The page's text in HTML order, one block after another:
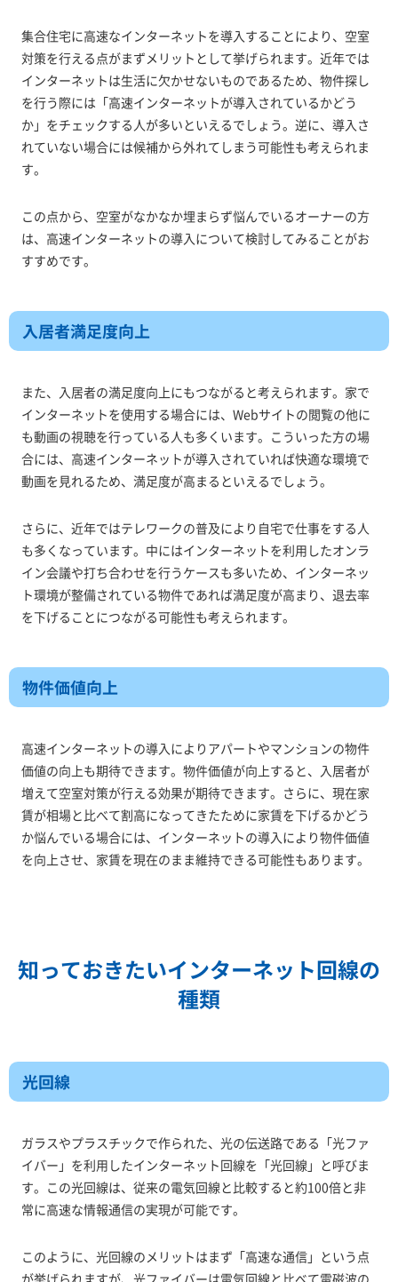
集合住宅に高速なインターネットを導入することにより、空室
対策を行える点がまずメリットとして挙げられます。近年では
インターネットは生活に欠かせないものであるため、物件探し
を行う際には「高速インターネットが導入されているかどう
か」をチェックする人が多いといえるでしょう。逆に、導入さ
れていない場合には候補から外れてしまう可能性も考えられま
す。
この点から、空室がなかなか埋まらず悩んでいるオーナーの方
は、高速インターネットの導入について検討してみることがお
すすめです。
入居者満足度向上
また、入居者の満足度向上にもつながると考えられます。家で
インターネットを使用する場合には、Webサイトの閲覧の他に
も動画の視聴を行っている人も多くいます。こういった方の場
合には、高速インターネットが導入されていれば快適な環境で
動画を見れるため、満足度が高まるといえるでしょう。
さらに、近年ではテレワークの普及により自宅で仕事をする人
も多くなっています。中にはインターネットを利用したオンラ
イン会議や打ち合わせを行うケースも多いため、インターネッ
ト環境が整備されている物件であれば満足度が高まり、退去率
を下げることにつながる可能性も考えられます。
物件価値向上
高速インターネットの導入によりアパートやマンションの物件
価値の向上も期待できます。物件価値が向上すると、入居者が
増えて空室対策が行える効果が期待できます。さらに、現在家
賃が相場と比べて割高になってきたために家賃を下げるかどう
か悩んでいる場合には、インターネットの導入により物件価値
を向上させ、家賃を現在のまま維持できる可能性もあります。
知っておきたいインターネット回線の
種類
光回線
ガラスやプラスチックで作られた、光の伝送路である「光ファ
イバー」を利用したインターネット回線を「光回線」と呼びま
す。この光回線は、従来の電気回線と比較すると約100倍と非
常に高速な情報通信の実現が可能です。
このように、光回線のメリットはまず「高速な通信」という点
が挙げられますが、光ファイバーは電気回線と比べて電磁波の